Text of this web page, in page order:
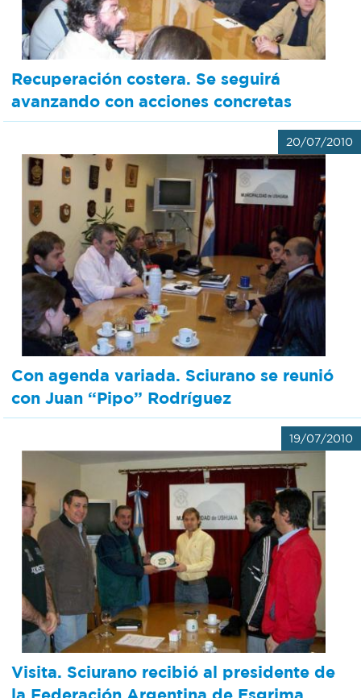
Recuperación costera. Se seguirá
avanzando con acciones concretas
20/07/2010
Con agenda variada. Sciurano se reunió
con Juan “Pipo” Rodríguez
19/07/2010
Visita. Sciurano recibió al presidente de
la Federación Argentina de Esgrima